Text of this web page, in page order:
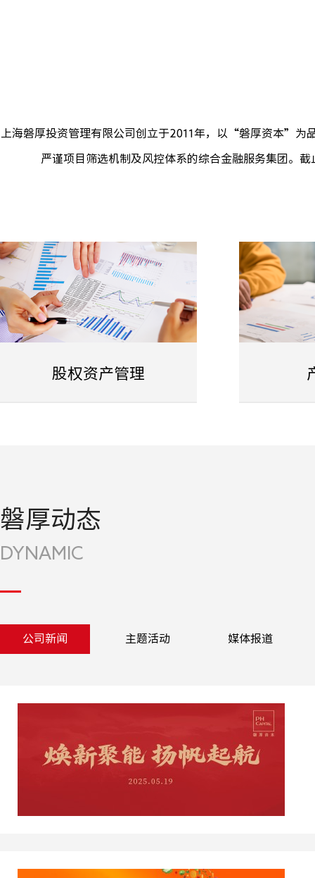
上海磐厚投资管理有限公司创立于2011年，以“磐厚资本”为
严谨项目筛选机制及风控体系的综合金融服务集团。
股权资产管理
磐厚动态
DYNAMIC
公司新闻 主题活动 媒体报道